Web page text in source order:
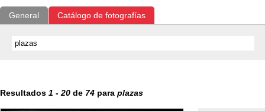
General Catálogo de fotografías
Resultados 1 - 20 de 74 para plazas